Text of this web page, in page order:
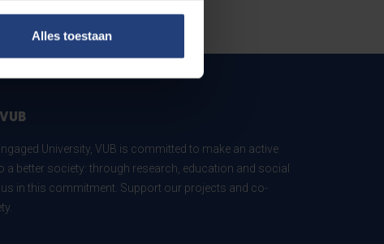
Alles toestaan
University, VUB is committed to make an active
a better society: through research, education and social
in this commitment. Support our projects and co-